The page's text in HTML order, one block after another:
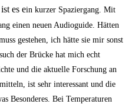
ist es ein kurzer Spaziergang. Mit
einen neuen Audioguide. Hätten
gestehen, ich hätte sie mir sonst
der Brücke hat mich echt
und die aktuelle Forschung an
ist sehr interessant und die
Besonderes. Bei Temperaturen